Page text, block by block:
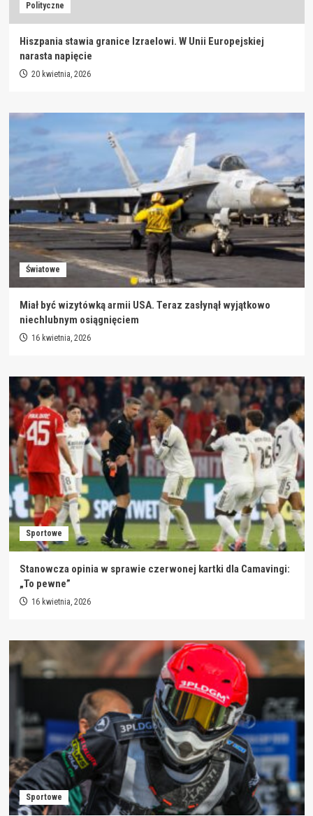
Polityczne
Hiszpania stawia granice Izraelowi. W Unii Europejskiej
narasta napięcie
20 kwietnia, 2026
Światowe
Miał być wizytówką armii USA. Teraz zasłynął wyjątkowo
niechlubnym osiągnięciem
16 kwietnia, 2026
Sportowe
Stanowcza opinia w sprawie czerwonej kartki dla Camavingi:
„To pewne”
16 kwietnia, 2026
Sportowe